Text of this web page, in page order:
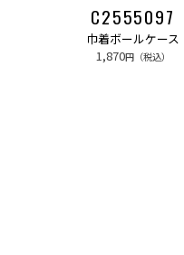
C2555097
巾着ボールケース
1,870円（税込）